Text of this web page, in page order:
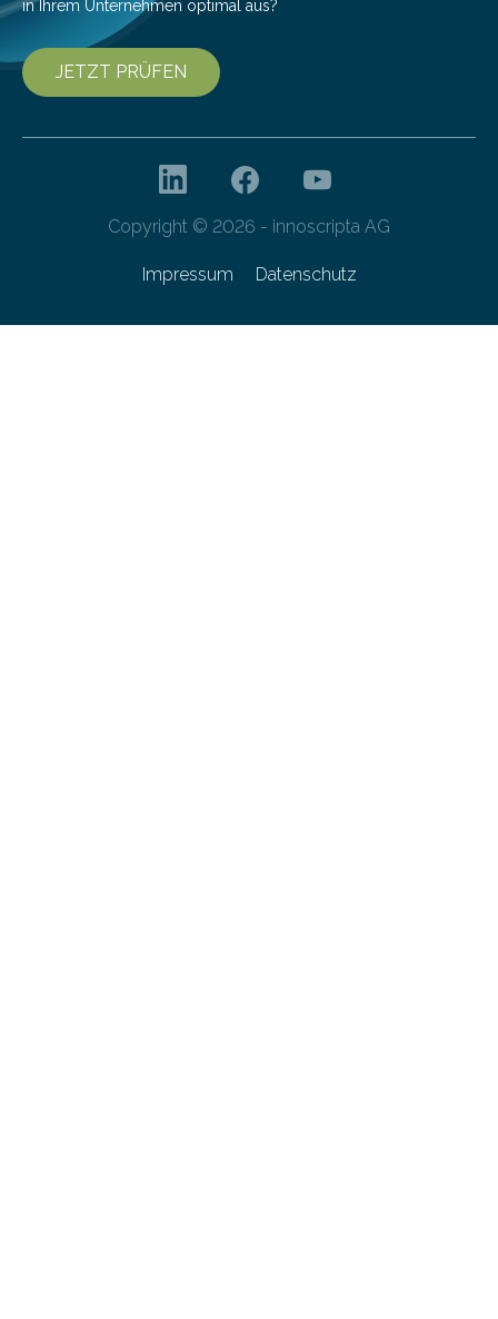
in Ihrem Unternehmen optimal aus?
JETZT PRÜFEN
Copyright © 2026 - innoscripta AG
Impressum Datenschutz